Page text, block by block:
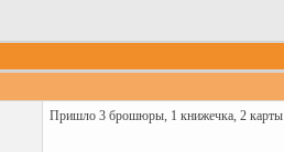
Пришло 3 брошюры, 1 книжечка, 2 карты